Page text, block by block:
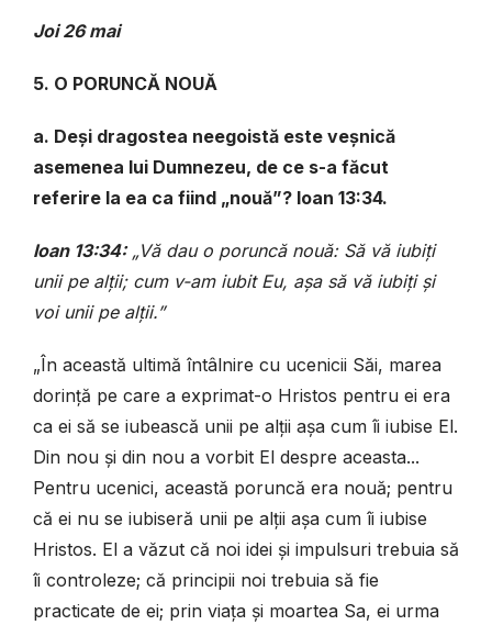
Joi 26 mai
5. O PORUNCĂ NOUĂ
a. Deși dragostea neegoistă este veșnică
asemenea lui Dumnezeu, de ce s-a făcut
referire la ea ca fiind „nouă”? Ioan 13:34.
Ioan 13:34:„Vă dau o poruncă nouă: Să vă iubiți
unii pe alții; cum v-am iubit Eu, așa să vă iubiți și
voi unii pe alții.”
„În această ultimă întâlnire cu ucenicii Săi, marea
dorință pe care a exprimat-o Hristos pentru ei era
ca ei să se iubească unii pe alții așa cum îi iubise El.
Din nou și din nou a vorbit El despre aceasta...
Pentru ucenici, această poruncă era nouă; pentru
că ei nu se iubiseră unii pe alții așa cum îi iubise
Hristos. El a văzut că noi idei și impulsuri trebuia să
îi controleze; că principii noi trebuia să fie
practicate de ei; prin viața și moartea Sa, ei urma